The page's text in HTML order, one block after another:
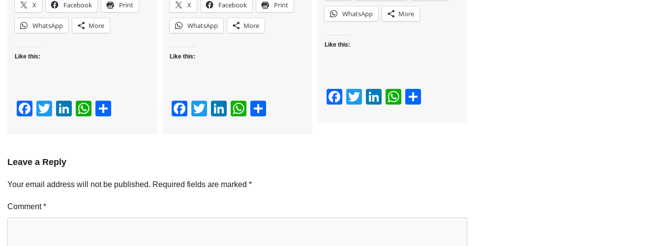
X Facebook Print
WhatsApp More
Like this:
Facebook
TwitterLinkedIn
WhatsApp
X Facebook Print
WhatsApp More
Like this:
Facebook
TwitterLinkedIn
WhatsApp
WhatsApp More
Like this:
Facebook
TwitterLinkedIn
WhatsApp
Leave a Reply
Your email address will not be published. Required fields are marked *
Comment*